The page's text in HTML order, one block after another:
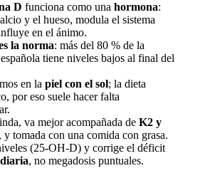
D funciona como una hormona:
y el hueso, modula el sistema
en el ánimo.
la norma: más del 80 % de la
tiene niveles bajos al final del
en la piel con el sol; la dieta
por eso suele hacer falta
va mejor acompañada de K2 y
, y tomada con una comida con grasa.
(25-OH-D) y corrige el déficit
, no megadosis puntuales.